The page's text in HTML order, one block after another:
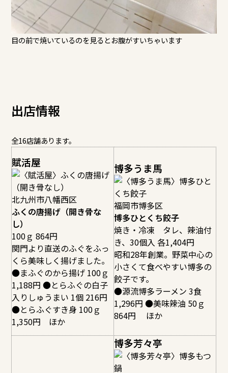
目の前で焼いているのを見るとお腹がすいちゃいます
出店情報
全16店舗あります。
賦活屋
北九州市八幡西区
ふくの唐揚げ（開き骨な
し）
100ｇ 864円
関門より直送のふぐをふっ
くら美味しく揚げました。
●まふぐのから揚げ 100ｇ
1,188円 ●とらふぐの白子
入りしゅうまい 1個 216円
●とらふぐすき身 100ｇ
1,350円 ほか
博多うま馬
福岡市博多区
博多ひとくち餃子
焼き・冷凍 タレ、辣油付
き、30個入 各1,404円
昭和28年創業。野菜中心の
小さくて食べやすい博多の
餃子です。
●源流博多ラーメン 3食
1,296円 ●美味辣油 50ｇ
864円 ほか
博多芳々亭